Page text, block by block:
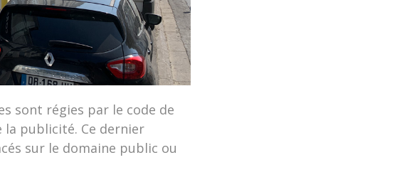
sont régies par le code de
la publicité. Ce dernier
sur le domaine public ou